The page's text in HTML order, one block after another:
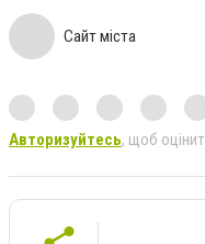
Сайт міста
Авторизуйтесь, щоб